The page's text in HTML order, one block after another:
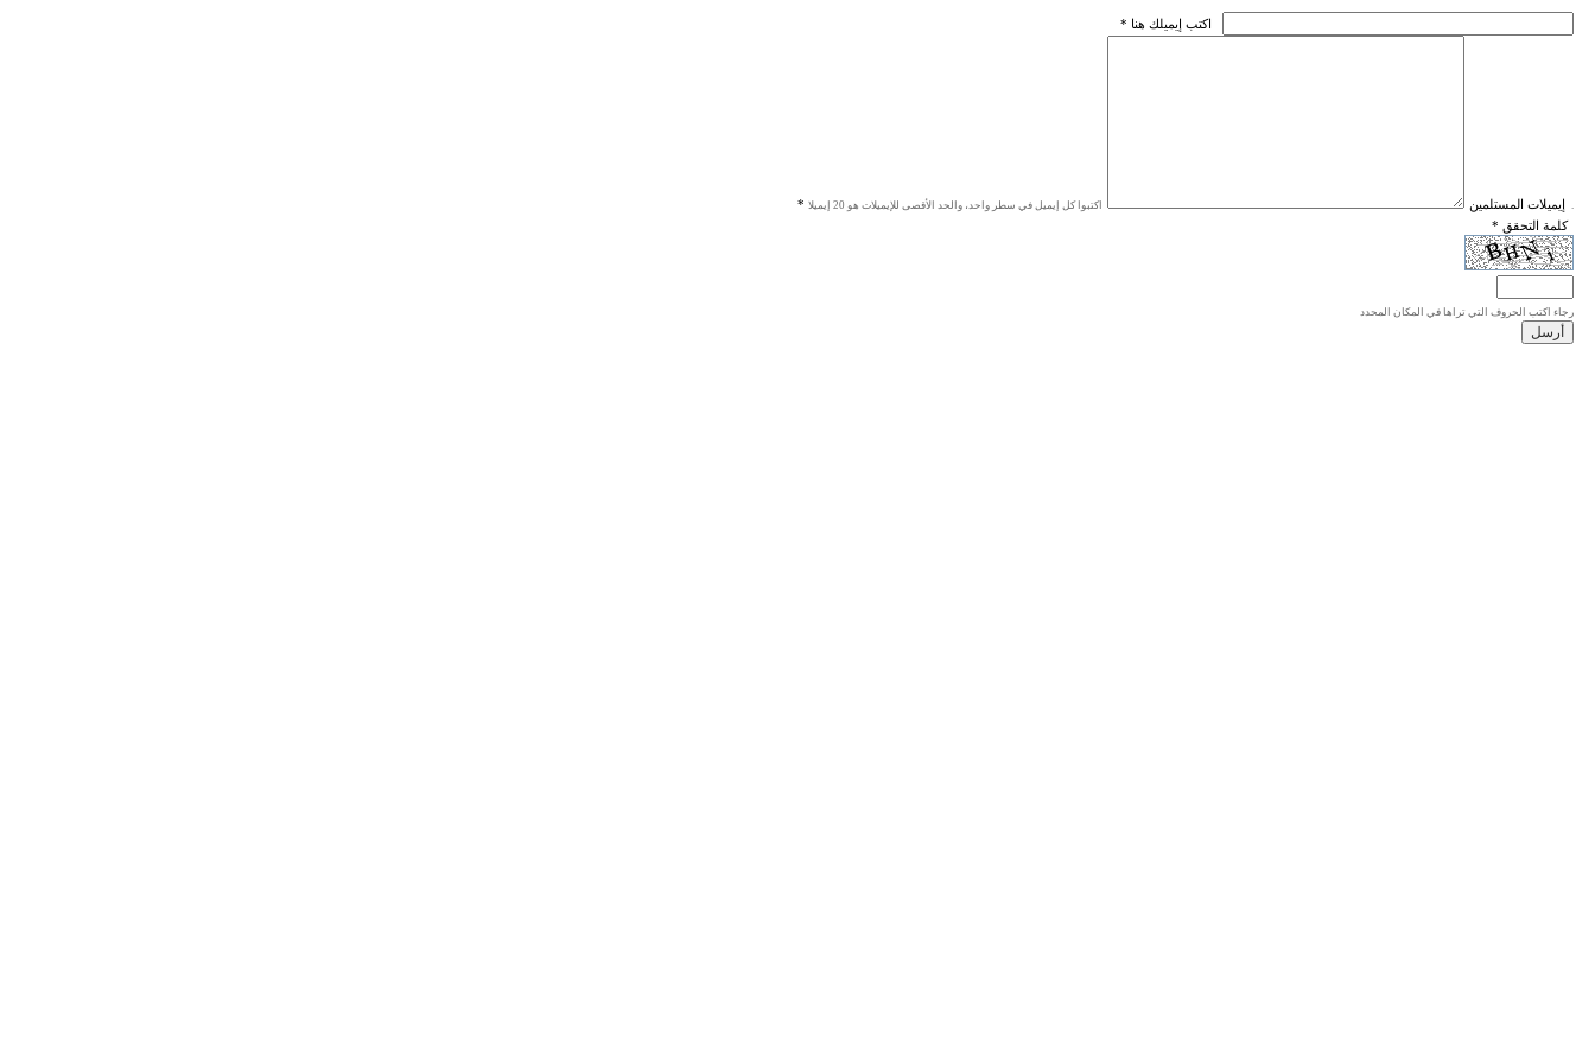
* اكتب إيميلك هنا
* إيميلات المستلمين اكتبوا كل إيميل في سطر واحد، والحد الأقصى للإيميلات هو 20 إيميلا.
* كلمة التحقق
رجاء اكتب الحروف التي تراها في المكان المحدد